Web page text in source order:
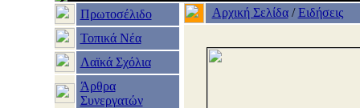
Πρωτοσέλιδο
Τοπικά Νέα
Λαϊκά Σχόλια
Άρθρα
Συνεργατών
Αρχική Σελίδα/Ειδήσεις